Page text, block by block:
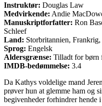
Instruktør: Douglas Law
Medvirkende: Andie
Manuskriptforfatter: Ron
Schleef
Land: Storbritannien, Frankrig,
Sprog: Engelsk
Aldersgrænse: Tilladt for børn
IMDB-bedømmelse: 3.4
Da Kathys voldelige mand
prøver hun at glemme ham og
begivenheder forhindrer hende